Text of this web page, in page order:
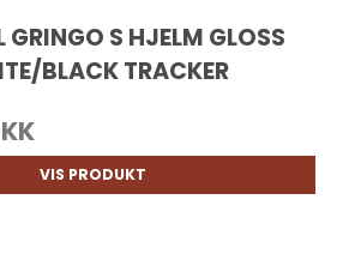
GRINGO S HJELM GLOSS
BLACK TRACKER
VIS PRODUKT